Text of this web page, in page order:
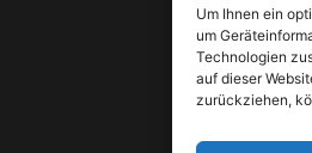
Um Ihnen ein
um
Technologien
auf dieser
zurückziehen,